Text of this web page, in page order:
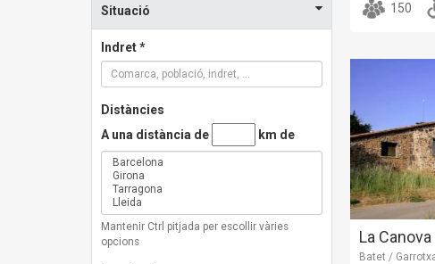
Situació
Indret *
Distàncies
A una distància de
km de
Mantenir Ctrl pitjada per escollir vàries
opcions
150
La Canova
Batet /